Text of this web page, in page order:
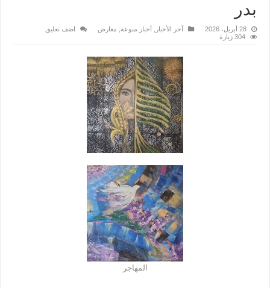
بدر
28 أبريل، 2026 آخر الأخبار أخبار منوعة معارض
اضف تعليق
304 زيارة
المهاجر